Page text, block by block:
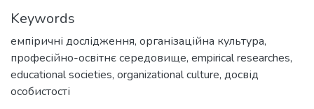
Keywords
емпіричні дослідження, організаційна культура,
професійно-освітнє середовище, empirical researches,
educational societies, organizational culture, досвід
особистості